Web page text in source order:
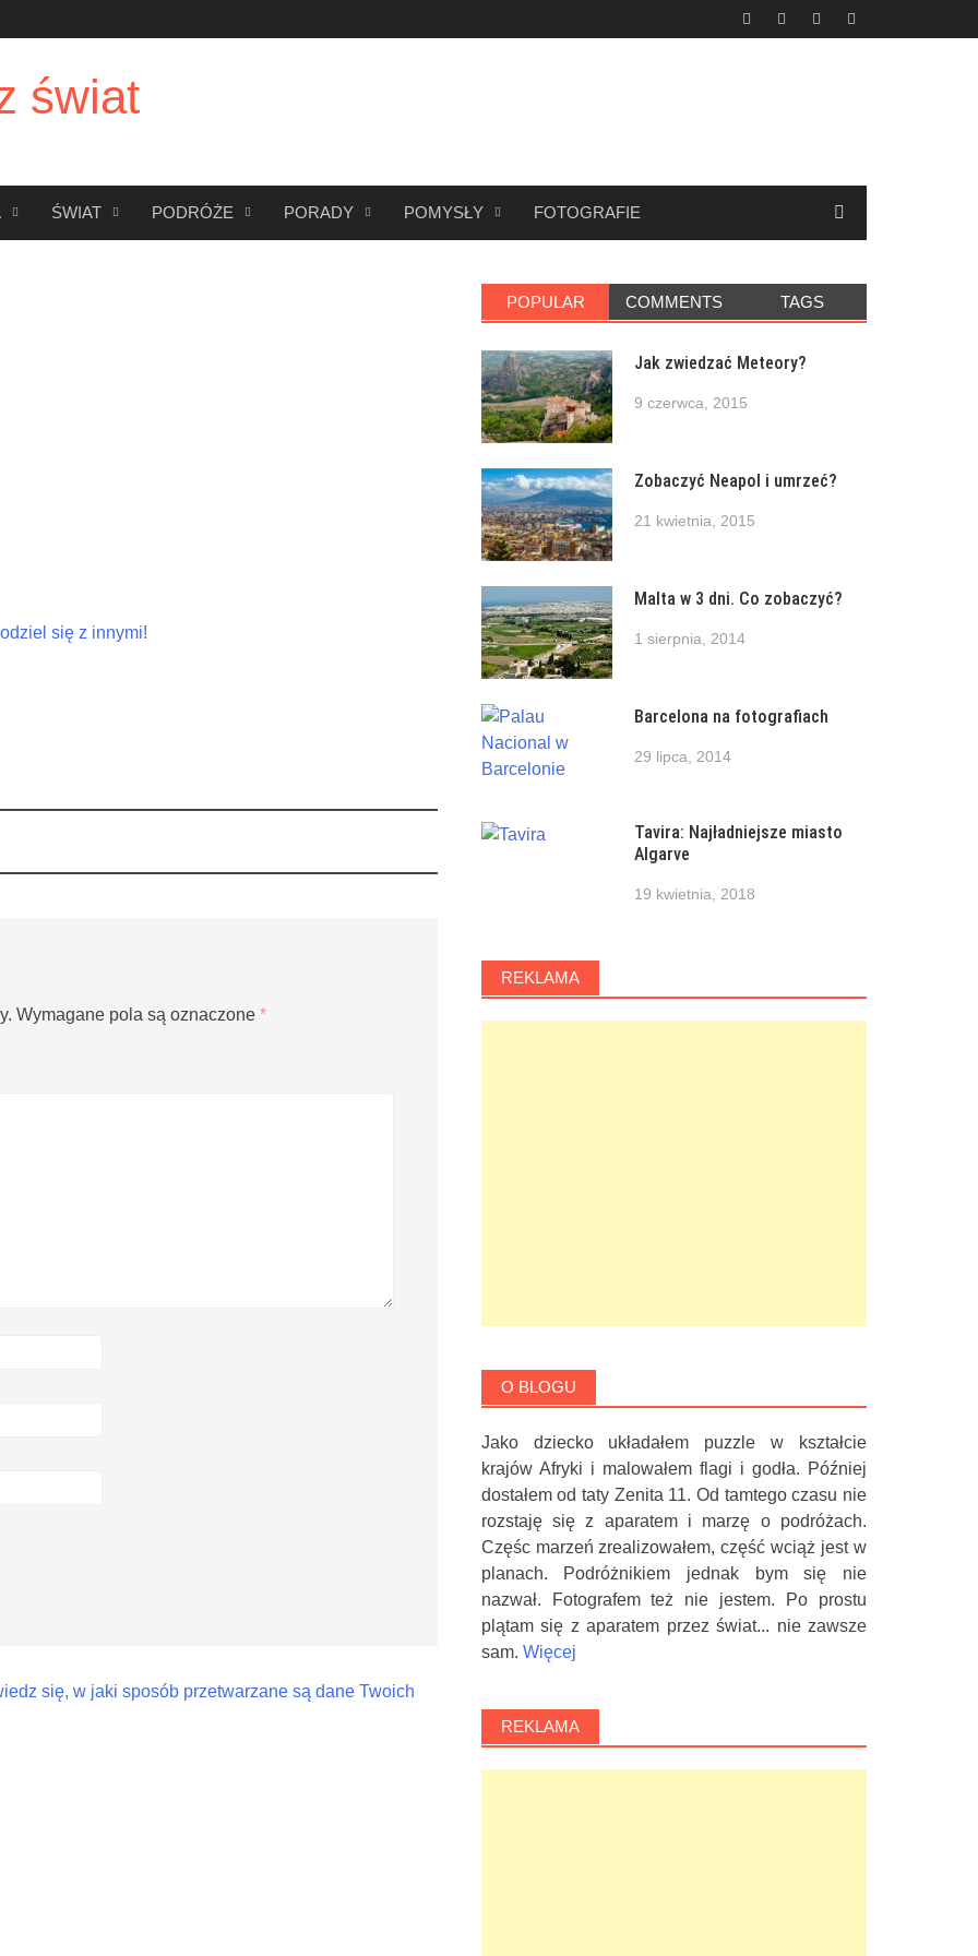
świat
ŚWIAT PODRÓŻE PORADY POMYSŁY FOTOGRAFIE
się z innymi!
Wymagane pola są oznaczone *
się, w jaki sposób przetwarzane są dane Twoich
POPULAR COMMENTS TAGS
Jak zwiedzać Meteory?
9 czerwca, 2015
Zobaczyć Neapol i umrzeć?
21 kwietnia, 2015
Malta w 3 dni. Co zobaczyć?
1 sierpnia, 2014
Barcelona na fotografiach
29 lipca, 2014
Tavira: Najładniejsze miasto
Algarve
19 kwietnia, 2018
REKLAMA
O BLOGU
Jako dziecko układałem puzzle w kształcie
krajów Afryki i malowałem flagi i godła. Później
dostałem od taty Zenita 11. Od tamtego czasu nie
rozstaję się z aparatem i marzę o podróżach.
Częśc marzeń zrealizowałem, część wciąż jest w
planach. Podróżnikiem jednak bym się nie
nazwał. Fotografem też nie jestem. Po prostu
plątam się z aparatem przez świat... nie zawsze
sam. Więcej
REKLAMA